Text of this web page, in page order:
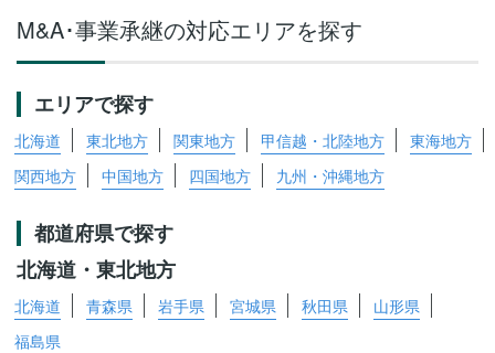
M&A･事業承継の対応エリアを探す
エリアで探す
北海道 東北地方 関東地方 甲信越・北陸地方
東海地方
関西地方
中国地方 四国地方 九州・沖縄地方
都道府県で探す
北海道・東北地方
北海道 青森県 岩手県 宮城県 秋田県
山形県
福島県